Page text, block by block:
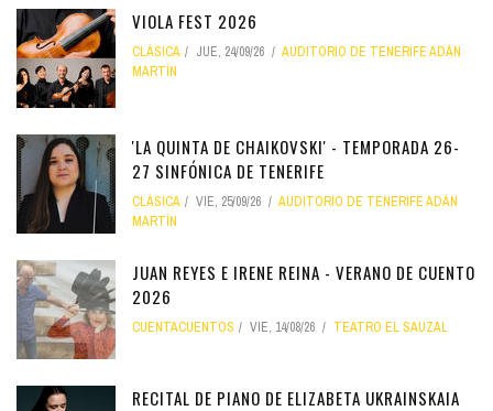
VIOLA FEST 2026
CLÁSICA JUE, 24/09/26
AUDITORIO DE TENERIFE ADÁN
MARTÍN
'LA QUINTA DE CHAIKOVSKI' - TEMPORADA 26-
27 SINFÓNICA DE TENERIFE
CLÁSICA VIE, 25/09/26
AUDITORIO DE TENERIFE ADÁN
MARTÍN
JUAN REYES E IRENE REINA - VERANO DE CUENTO
2026
CUENTACUENTOS VIE, 14/08/26 TEATRO EL SAUZAL
RECITAL DE PIANO DE ELIZABETA UKRAINSKAIA